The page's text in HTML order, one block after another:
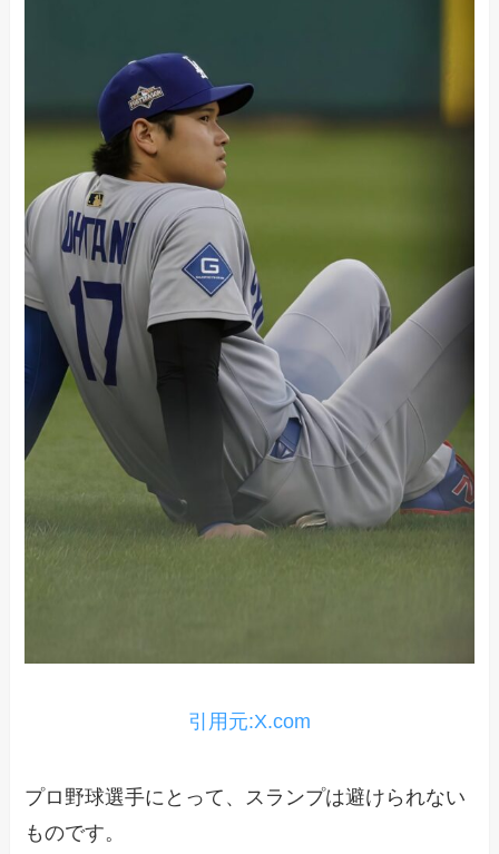
引用元:X.com
プロ野球選手にとって、スランプは避けられない
ものです。